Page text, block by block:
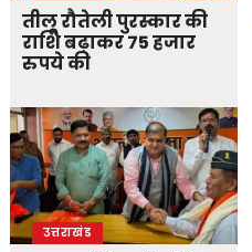
तीलू रौतेली पुरस्कार की
राशि बढ़ाकर 75 हजार
रुपये की
उत्तराखंड